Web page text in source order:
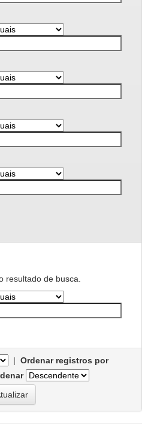
resultado de busca.
| Ordenar registros por